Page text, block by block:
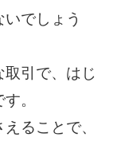
でしょう
引で、はじ
。
ることで、